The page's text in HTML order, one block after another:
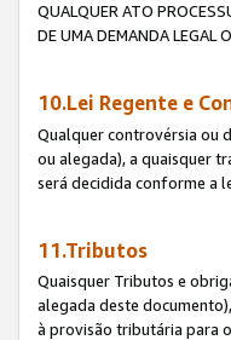
QUALQUER ATO
DE UMA DEMANDA LEGAL
10.Lei Regente e
Qualquer controvérsia ou
ou alegada), a quaisquer
será decidida conforme a
11.Tributos
Quaisquer Tributos e
alegada deste
à provisão tributária para